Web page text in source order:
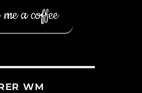
a coffee
WM